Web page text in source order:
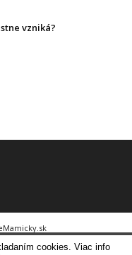
vzniká?
tímu!
cookies. Viac info